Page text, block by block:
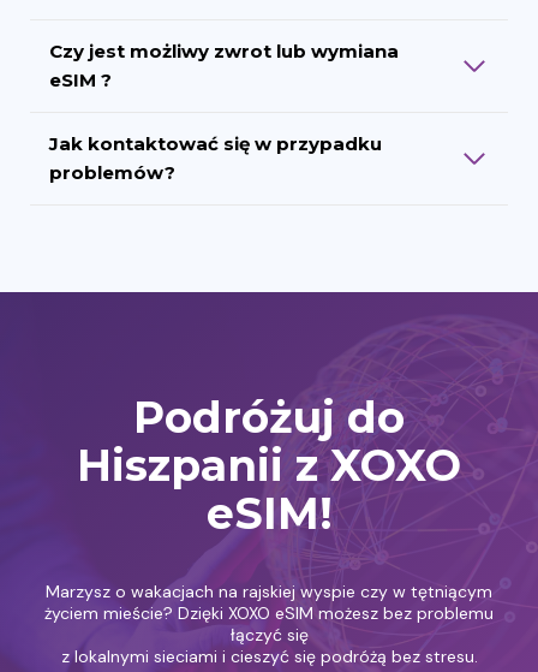
Czy jest możliwy zwrot lub wymiana
eSIM ?
Jak kontaktować się w przypadku
problemów?
Podróżuj do
Hiszpanii z XOXO
eSIM!
Marzysz o wakacjach na rajskiej wyspie czy w tętniącym
życiem mieście? Dzięki XOXO eSIM możesz bez problemu
łączyć się
z lokalnymi sieciami i cieszyć się podróżą bez stresu.